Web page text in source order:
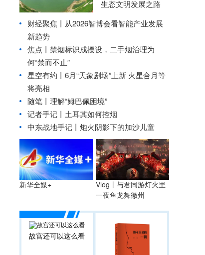
生态文明发展之路
财经聚焦丨
从2026智博会看智能产业发展
新趋势
焦点丨禁烟标识成摆设，二手烟治理为
何“禁而不止”
星空有约丨 6月“天象剧场”上新 火星合月等
将亮相
随笔丨理解“姆巴佩困境”
记者手记丨土耳其如何控烟
中东战地手记丨炮火阴影下的加沙儿童
新华全媒+
Vlog丨与君同游灯火里
一夜鱼龙舞徽州
故宫还可以这么看